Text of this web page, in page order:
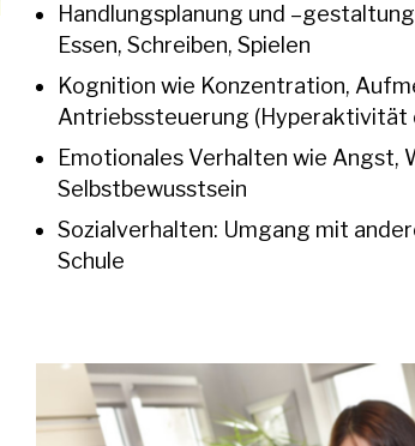
Handlungsplanung und
Essen, Schreiben, Spielen
Kognition wie Konzentration,
Antriebssteuerung (Hyperaktivität
Emotionales Verhalten wie Angst,
Selbstbewusstsein
Sozialverhalten: Umgang mit
Schule